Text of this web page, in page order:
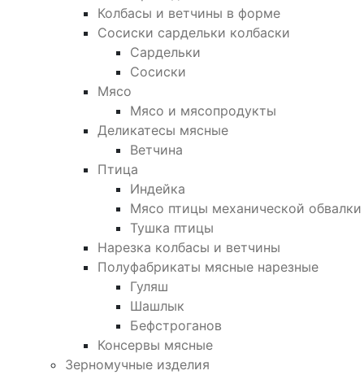
Колбасы и ветчины в форме
Сосиски сардельки колбаски
Сардельки
Сосиски
Мясо
Мясо и мясопродукты
Деликатесы мясные
Ветчина
Птица
Индейка
Мясо птицы механической обвалки
Тушка птицы
Нарезка колбасы и ветчины
Полуфабрикаты мясные нарезные
Гуляш
Шашлык
Бефстроганов
Консервы мясные
Зерномучные изделия